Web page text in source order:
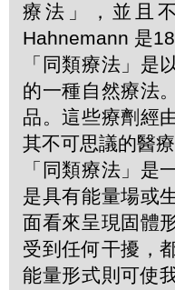
療法」，並且
Hahnemann 是
「同類療法」是
的一種自然療法
品。這些療劑經
其不可思議的醫療
「同類療法」是
是具有能量場或
面看來呈現固體
受到任何干擾，
能量形式則可使